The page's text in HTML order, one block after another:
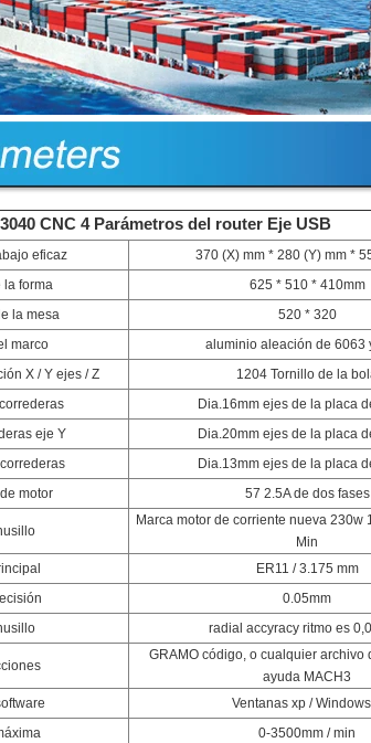
3040 CNC 4 Parámetros del router Eje USB
eficaz
370 (X) mm * 280 (Y) mm *
la forma
625 * 510 * 410mm
la mesa
520 * 320
marco
aluminio aleación de 6063
X / Y ejes / Z
1204 Tornillo de la
Dia.16mm ejes de la placa
eje Y
Dia.20mm ejes de la placa
Dia.13mm ejes de la placa
motor
57 2.5A de dos fases
Marca motor de corriente nueva 230w
Min
ER11 / 3.175 mm
0.05mm
radial accyracy ritmo es
GRAMO código, o cualquier archivo
ayuda MACH3
Ventanas xp /
0-3500mm / min